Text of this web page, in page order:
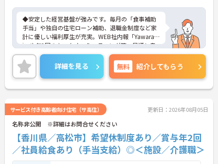
◆安定した経営基盤が強みです。毎月の「食事補助
手当」や独自の住宅ローン補助、退職金制度など家
計に優しい福利厚生が充実。WEB社内報「Yawarag
i」や年1回のキックオフミーティング等、風通し良
く温かいコミュニケーションを育む環境が整ってい
ます。
◆若手～中高年まで幅広い年代が活躍中！短時間正
社員制度などライフスタイルに合わせた柔軟な働き
方が可能です。産休・育休の取得を推進しており、
付金＋（プラス）」をご用意。子育て世代のキャリ
アを強力に支援します。
◆働きながら成長！資格取得を最大10万円補助 多職
種連携で専門知識が磨けるチームケア実践 頑張りや
スキルが給与・役職にしっかり反映。 明確なキャリ
アパス制度が整っている環境で、 目標を持って長く
活躍できます！
詳細を見る 無料 紹介してもらう
サービス付き高齢者向け住宅（サ高住） 更新日：2026年08月05日
名称非公開 ※詳細はお問合せください
【香川県／高松市】希望休制度あり／賞与年2回
／社員給食あり（手当支給）◎＜施設／介護職＞